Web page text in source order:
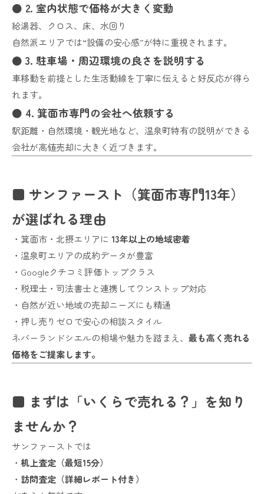
● 2. 室内状態で価格が大きく変動
給湯器、クロス、床、水回り
自然派エリアでは“設備の安心感”が特に重視されます。
● 3. 駐車場・周辺環境の良さを説明する
車移動を前提とした生活動線を丁寧に伝えると好反応が得ら
れます。
● 4. 箕面市専門の会社へ依頼する
駅距離・自然環境・観光地など、温泉町特有の説明ができる
会社が高値売却に大きく近づきます。
■ サンファースト（箕面市専門13年）
が選ばれる理由
・箕面市・北摂エリアに 13年以上の地域密着
・温泉町エリアの成約データが豊富
・Googleクチコミ評価トップクラス
・税理士・司法書士と連携してワンストップ対応
・自然が近い地域の売却ニーズにも精通
・押し売りゼロで安心の相談スタイル
ネバーランドシエルの相場や魅力を踏まえ、 最も高く売れる
価格をご提案します。
■ まずは「いくらで売れる？」を知り
ませんか？
サンファーストでは
・ 机上査定（最短15分）
・ 訪問査定（詳細レポート付き）